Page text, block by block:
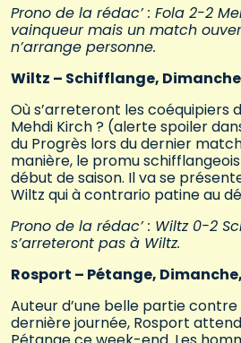
Prono de la rédac’ : Fola 2-2
vainqueur mais un match
n’arrange personne.
Wiltz – Schifflange,
Où s’arreteront les coéquipiers
Mehdi Kirch ? (alerte spoiler
du Progrès lors du dernier
manière, le promu
début de saison. Il va se
Wiltz qui à contrario patine au
Prono de la rédac’ : Wiltz 0-2
s’arreteront pas à Wiltz.
Rosport – Pétange,
Auteur d’une belle partie
dernière journée, Rosport